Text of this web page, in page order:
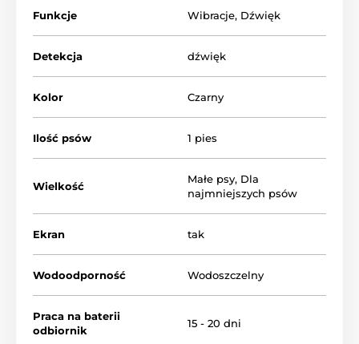
szczekanie
trwania korekty dźwięku
intensywność wibracji
Reedog NoBark Smart Mini oferuje dużą pojemność
baterii, wystarczy ją ładować tylko raz w miesiącu
Funkcje Wibracje, Dźwięk
Detekcja dźwięk
Kolor Czarny
Ilość psów 1 pies
Wielkość
Małe psy, Dla
najmniejszych psów
Ekran tak
Wodoodporność Wodoszczelny
Praca na baterii
odbiornik
15 - 20 dni